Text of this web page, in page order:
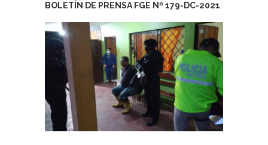
BOLETÍN DE PRENSA FGE Nº 179-DC-2021